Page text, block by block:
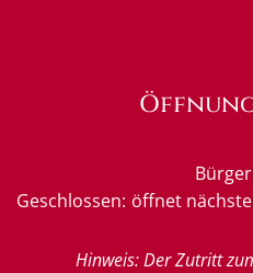
Klicken, um weitere
Geschlossen: öffnet
Hinweis: Der Zutritt